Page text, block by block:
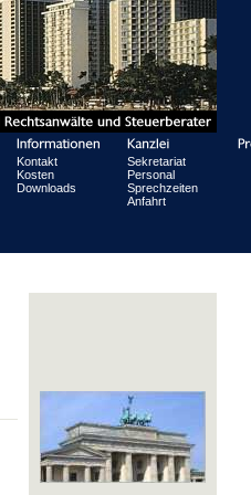
Kontakt
Kosten
Downloads
Sekretariat
Personal
Sprechzeiten
Anfahrt